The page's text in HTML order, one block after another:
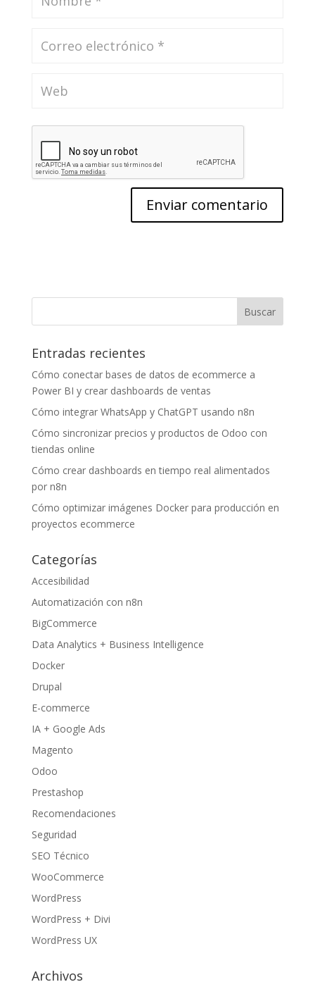
Entradas recientes
Cómo conectar bases de datos de ecommerce a
Power BI y crear dashboards de ventas
Cómo integrar WhatsApp y ChatGPT usando n8n
Cómo sincronizar precios y productos de Odoo con
tiendas online
Cómo crear dashboards en tiempo real alimentados
por n8n
Cómo optimizar imágenes Docker para producción en
proyectos ecommerce
Categorías
Accesibilidad
Automatización con n8n
BigCommerce
Data Analytics + Business Intelligence
Docker
Drupal
E-commerce
IA + Google Ads
Magento
Odoo
Prestashop
Recomendaciones
Seguridad
SEO Técnico
WooCommerce
WordPress
WordPress + Divi
WordPress UX
Archivos